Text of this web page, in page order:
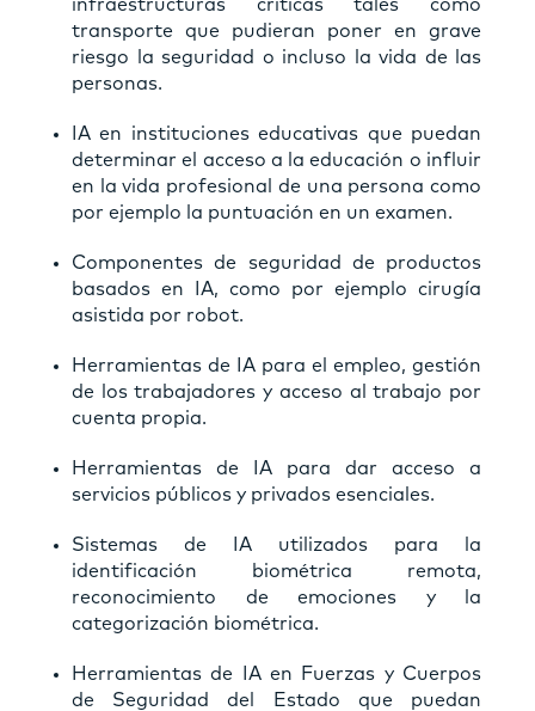
infraestructuras críticas tales como
transporte que pudieran poner en grave
riesgo la seguridad o incluso la vida de las
personas.
IA en instituciones educativas que puedan
determinar el acceso a la educación o influir
en la vida profesional de una persona como
por ejemplo la puntuación en un examen.
Componentes de seguridad de productos
basados en IA, como por ejemplo cirugía
asistida por robot.
Herramientas de IA para el empleo, gestión
de los trabajadores y acceso al trabajo por
cuenta propia.
Herramientas de IA para dar acceso a
servicios públicos y privados esenciales.
Sistemas de IA utilizados para la
identificación biométrica remota,
reconocimiento de emociones y la
categorización biométrica.
Herramientas de IA en Fuerzas y Cuerpos
de Seguridad del Estado que puedan